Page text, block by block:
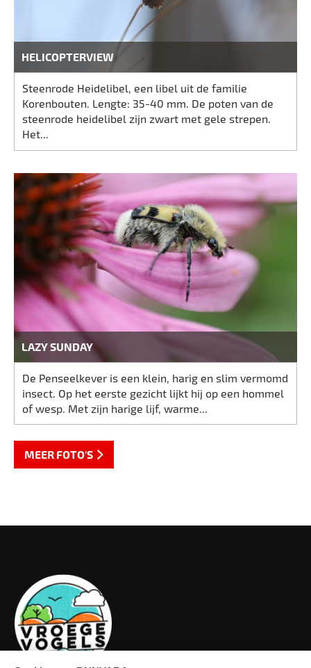
HELICOPTERVIEW
Steenrode Heidelibel, een libel uit de familie
Korenbouten. Lengte: 35-40 mm. De poten van de
steenrode heidelibel zijn zwart met gele strepen.
Het...
LAZY SUNDAY
De Penseelkever is een klein, harig en slim vermomd
insect. Op het eerste gezicht lijkt hij op een hommel
of wesp. Met zijn harige lijf, warme...
MEER FOTO'S